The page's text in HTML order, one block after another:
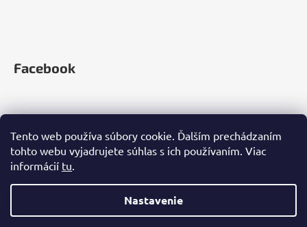
Tento web používa súbory cookie. Ďalším prechádzaním
tohto webu vyjadrujete súhlas s ich používaním. Viac
informácií tu.
Nastavenie
Facebook
Vytvoril Shoptet